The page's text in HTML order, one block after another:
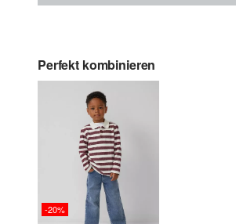
Perfekt kombinieren
-20%